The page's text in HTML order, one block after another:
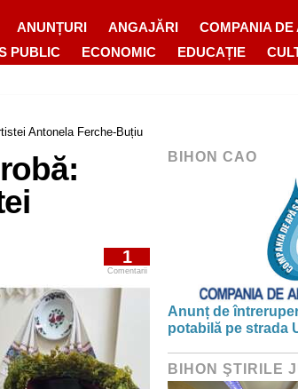
ANUNȚURI ANGAJĂRI
COMPANIA DE
PUBLIC ECONOMIC EDUCAȚIE
Antonela Ferche-Buțiu
1
Comentarii
BIHON CAO
Anunț de
potabilă pe strada
BIHON ŞTIRILE